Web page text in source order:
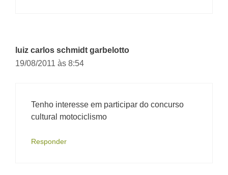
luiz carlos schmidt garbelotto
19/08/2011 às 8:54
Tenho interesse em participar do concurso
cultural motociclismo
Responder